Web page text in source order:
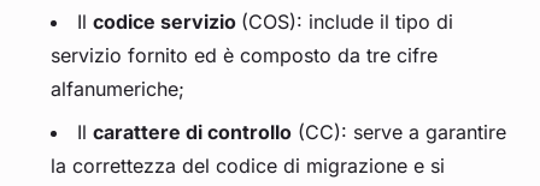
Ilcodice servizio (COS): include il tipo di
servizio fornito ed è composto da tre cifre
alfanumeriche;
Ilcarattere di controllo (CC): serve a garantire
la correttezza del codice di migrazione e si